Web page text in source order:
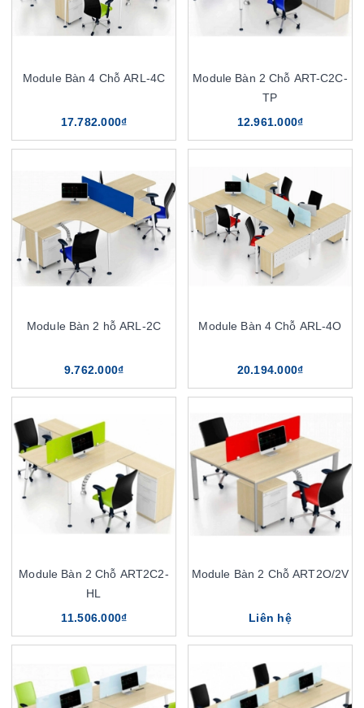
Module Bàn 4 Chỗ ARL-4C
17.782.000₫
Module Bàn 2 Chỗ ART-C2C-
TP
12.961.000₫
Module Bàn 2 hỗ ARL-2C
9.762.000₫
Module Bàn 4 Chỗ ARL-4O
20.194.000₫
Module Bàn 2 Chỗ ART2C2-
HL
11.506.000₫
Module Bàn 2 Chỗ ART2O/2V
Liên hệ